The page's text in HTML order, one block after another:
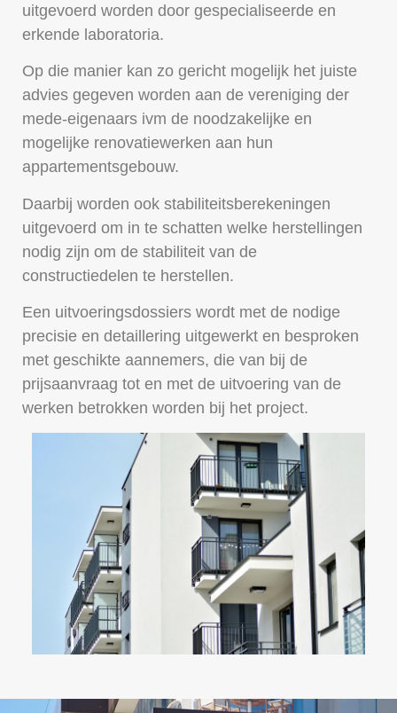
uitgevoerd worden door gespecialiseerde en
erkende laboratoria.
Op die manier kan zo gericht mogelijk het juiste
advies gegeven worden aan de vereniging der
mede-eigenaars ivm de noodzakelijke en
mogelijke renovatiewerken aan hun
appartementsgebouw.
Daarbij worden ook stabiliteitsberekeningen
uitgevoerd om in te schatten welke herstellingen
nodig zijn om de stabiliteit van de
constructiedelen te herstellen.
Een uitvoeringsdossiers wordt met de nodige
precisie en detaillering uitgewerkt en besproken
met geschikte aannemers, die van bij de
prijsaanvraag tot en met de uitvoering van de
werken betrokken worden bij het project.